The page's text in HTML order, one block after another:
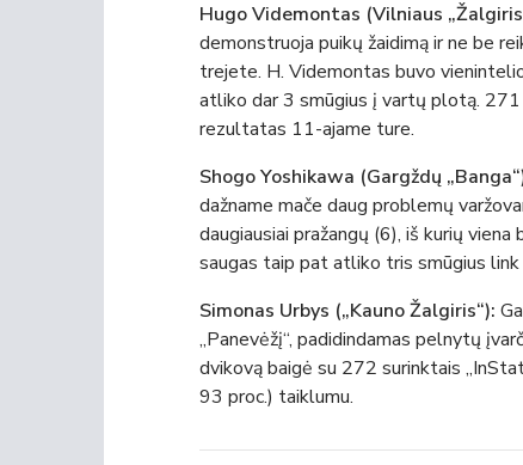
Hugo Videmontas (Vilniaus
demonstruoja puikų žaidimą ir ne be
trejete. H. Videmontas buvo
atliko dar 3 smūgius į vartų plotą.
rezultatas 11-ajame ture.
Shogo Yoshikawa (Gargždų
dažname mače daug problemų
daugiausiai pražangų (6), iš kurių
saugas taip pat atliko tris smūgius
Simonas Urbys („Kauno Žalgiris“):
„Panevėžį“, padidindamas pelnytų
dvikovą baigė su 272 surinktais
93 proc.) taiklumu.